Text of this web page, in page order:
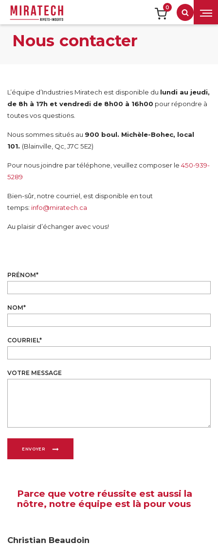
0
Nous contacter
L’équipe d’Industries Miratech est disponible du lundi au jeudi,
de 8h à 17h et vendredi de 8h00 à 16h00 pour répondre à
toutes vos questions.
Nous sommes situés au 900 boul. Michèle-Bohec, local
101. (Blainville, Qc, J7C 5E2)
Pour nous joindre par téléphone, veuillez composer le 450-939-
5289
Bien-sûr, notre courriel, est disponible en tout
temps: info@miratech.ca
Au plaisir d’échanger avec vous!
PRÉNOM*
NOM*
COURRIEL*
VOTRE MESSAGE
ENVOYER
Parce que votre réussite est aussi la
nôtre, notre équipe est là pour vous
Christian Beaudoin